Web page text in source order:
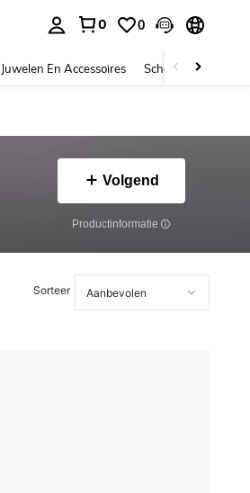
0 0
Juwelen En Accessoires Schoonheid &
Volgend
Productinformatie
Sorteer